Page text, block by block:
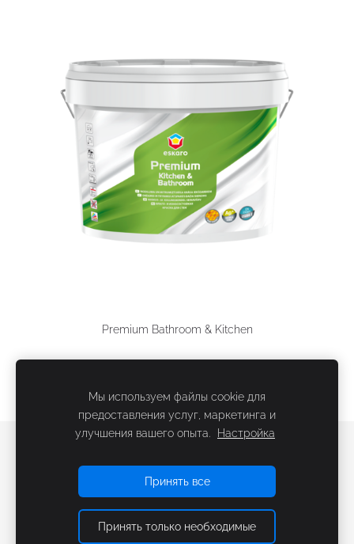
Premium Bathroom & Kitchen
Мы используем файлы cookie для
предоставления услуг, маркетинга и
улучшения вашего опыта.
Настройка
Принять все
Принять только необходимые